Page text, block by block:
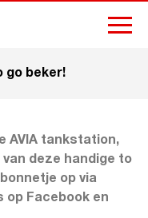
go beker!
AVIA tankstation,
deze handige to
op via
op Facebook en